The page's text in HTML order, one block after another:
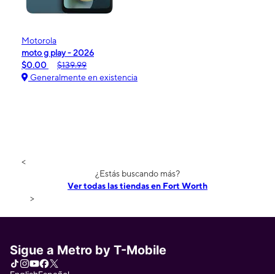
Motorola
moto g play - 2026
$0.00
$139.99
Generalmente en existencia
<
¿Estás buscando más?
Ver todas las tiendas en Fort Worth
>